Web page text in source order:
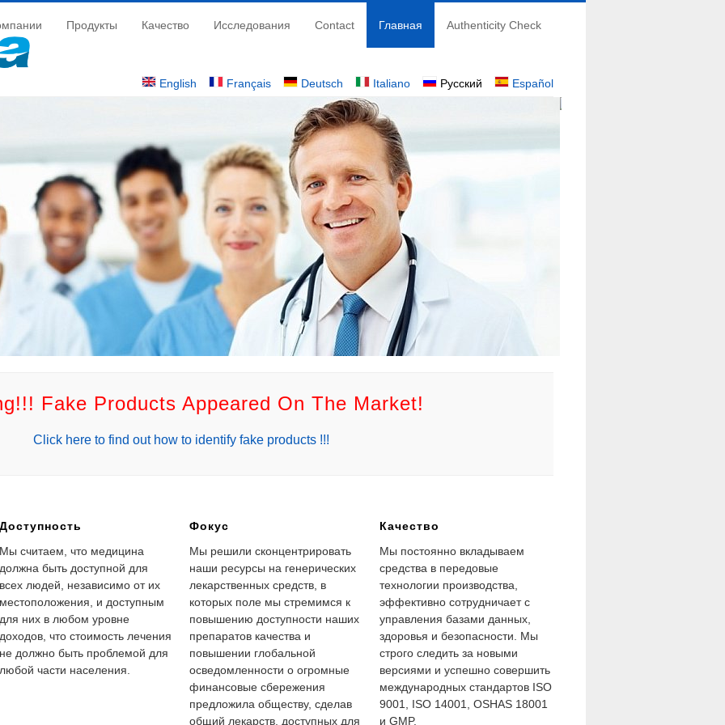
Продукты Качество Исследования Contact Главная Authenticity Check
English Français Deutsch Italiano Русский Español
Fake Products Appeared On The Market!
Click here to find out how to identify fake products !!!
Доступность
Мы считаем, что медицина
должна быть доступной для
всех людей, независимо от их
местоположения, и доступным
для них в любом уровне
доходов, что стоимость лечения
не должно быть проблемой для
любой части населения.
Фокус
Мы решили сконцентрировать
наши ресурсы на генерических
лекарственных средств, в
которых поле мы стремимся к
повышению доступности наших
препаратов качества и
повышении глобальной
осведомленности о огромные
финансовые сбережения
предложила обществу, сделав
общий лекарств, доступных для
Качество
Мы постоянно вкладываем
средства в передовые
технологии производства,
эффективно сотрудничает с
управления базами данных,
здоровья и безопасности. Мы
строго следить за новыми
версиями и успешно совершить
международных стандартов ISO
9001, ISO 14001, OSHAS 18001
и GMP.